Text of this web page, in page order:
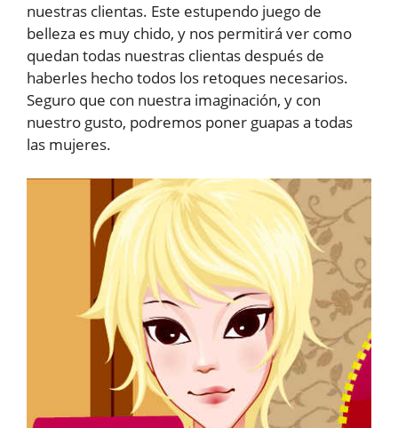
nuestras clientas. Este estupendo juego de
belleza es muy chido, y nos permitirá ver como
quedan todas nuestras clientas después de
haberles hecho todos los retoques necesarios.
Seguro que con nuestra imaginación, y con
nuestro gusto, podremos poner guapas a todas
las mujeres.